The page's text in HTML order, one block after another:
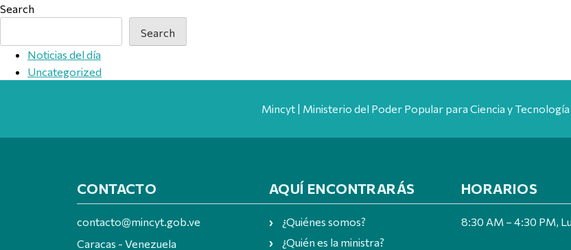
Search
Search
Noticias del día
Uncategorized
Mincyt | Ministerio del Poder Popular para Ciencia y
CONTACTO
contacto@mincyt.gob.ve
Caracas - Venezuela
AQUÍ ENCONTRARÁS
¿Quiénes somos?
¿Quién es la ministra?
HORARIOS
8:30 AM – 4:30 PM,